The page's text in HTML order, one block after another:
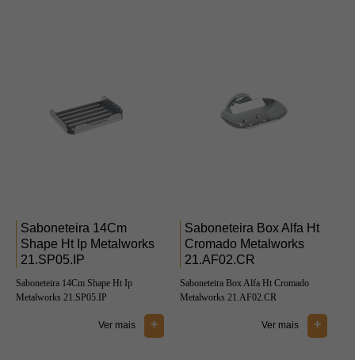
Saboneteira 14Cm
Shape Ht Ip Metalworks
21.SP05.IP
Saboneteira 14Cm Shape Ht Ip
Metalworks 21.SP05.IP
Ver mais +
Saboneteira Box Alfa Ht
Cromado Metalworks
21.AF02.CR
Saboneteira Box Alfa Ht Cromado
Metalworks 21.AF02.CR
Ver mais +